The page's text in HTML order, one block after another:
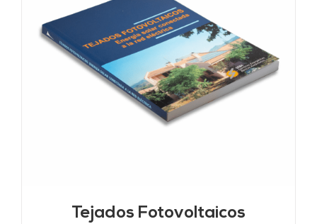
Tejados Fotovoltaicos